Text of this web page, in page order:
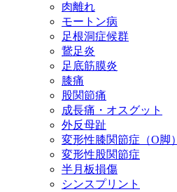
肉離れ
モートン病
足根洞症候群
鵞足炎
足底筋膜炎
膝痛
股関節痛
成長痛・オスグット
外反母趾
変形性膝関節症（O脚）
変形性股関節症
半月板損傷
シンスプリント